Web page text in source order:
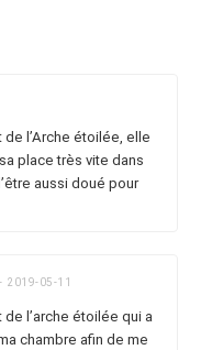
de l’Arche étoilée, elle
place très vite dans
aussi doué pour
2019-05-11
l’arche étoilée qui a
chambre afin de me